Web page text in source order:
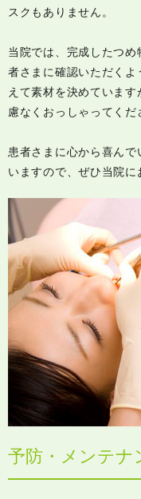
スクもありません。
当院では、完成したつ
者さまに確認いただく
えて素材を決めていま
慮なくおっしゃってくだ
患者さまに心から喜ん
いますので、ぜひ当院に
予防・メンテナ